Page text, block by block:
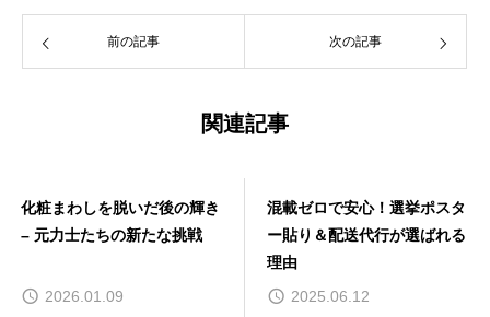
前の記事 次の記事
関連記事
化粧まわしを脱いだ後の輝き
– 元力士たちの新たな挑戦
2026.01.09
混載ゼロで安心！選挙ポスタ
ー貼り＆配送代行が選ばれる
理由
2025.06.12